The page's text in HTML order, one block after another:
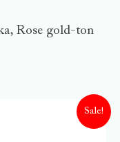
Rose gold-ton
Sale!